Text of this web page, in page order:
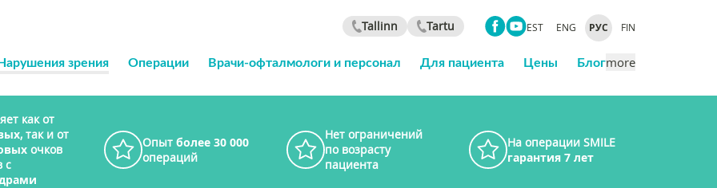
Tallinn Tartu EST ENG РУС FIN
зрения Операции Врачи-офталмологи и персонал Для пациента Цены Блогmore
как от
, так и от
очков
с
Опыт более 30 000
операций
Нет ограничений
по возрасту
пациента
На операции SMILE
гарантия 7 лет